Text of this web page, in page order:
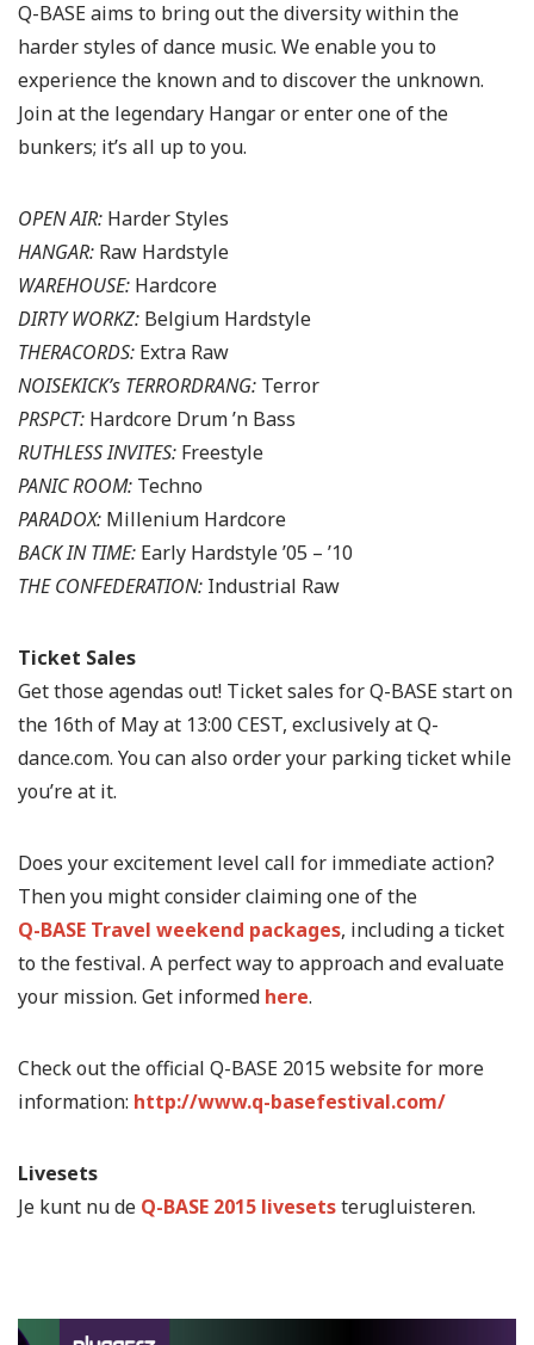
Q-BASE aims to bring out the diversity within the
harder styles of dance music. We enable you to
experience the known and to discover the unknown.
Join at the legendary Hangar or enter one of the
bunkers; it’s all up to you.
OPEN AIR: Harder Styles
HANGAR: Raw Hardstyle
WAREHOUSE: Hardcore
DIRTY WORKZ: Belgium Hardstyle
THERACORDS: Extra Raw
NOISEKICK’s TERRORDRANG: Terror
PRSPCT: Hardcore Drum ’n Bass
RUTHLESS INVITES: Freestyle
PANIC ROOM: Techno
PARADOX: Millenium Hardcore
BACK IN TIME: Early Hardstyle ’05 – ’10
THE CONFEDERATION: Industrial Raw
Ticket Sales
Get those agendas out! Ticket sales for Q-BASE start on
the 16th of May at 13:00 CEST, exclusively at Q-
dance.com. You can also order your parking ticket while
you’re at it.
Does your excitement level call for immediate action?
Then you might consider claiming one of the
Q-BASE Travel weekend packages, including a ticket
to the festival. A perfect way to approach and evaluate
your mission. Get informed here.
Check out the official Q-BASE 2015 website for more
information: http://www.q-basefestival.com/
Livesets
Je kunt nu de Q-BASE 2015 livesetsterugluisteren.